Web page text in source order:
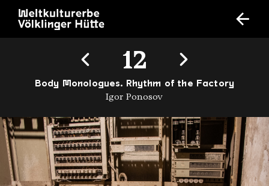
12
Body Monologues. Rhythm of the Factory
Igor Ponosov